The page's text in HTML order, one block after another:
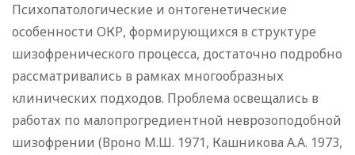
Психопатологические и онтогенетические
особенности ОКР, формирующихся в структуре
шизофренического процесса, достаточно подробно
рассматривались в рамках многообразных
клинических подходов. Проблема освещались в
работах по малопрогредиентной неврозоподобной
шизофрении (Вроно М.Ш. 1971, Кашникова А.А. 1973,